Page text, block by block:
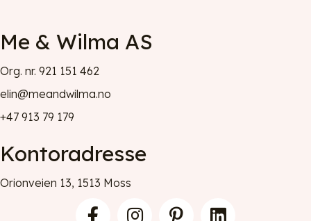
Me & Wilma AS
Org. nr. 921 151 462
elin@meandwilma.no
+47 913 79 179
Kontoradresse
Orionveien 13, 1513 Moss